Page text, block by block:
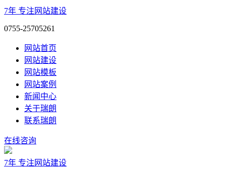
7年 专注网站建设
0755-25705261
网站首页
网站建设
网站模板
网站案例
新闻中心
关于瑞朗
联系瑞朗
在线咨询
7年 专注网站建设